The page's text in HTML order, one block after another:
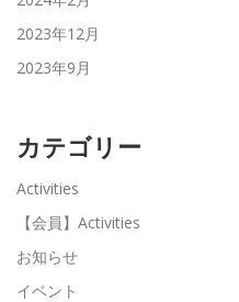
2023年12月
2023年9月
カテゴリー
Activities
【会員】Activities
お知らせ
イベント